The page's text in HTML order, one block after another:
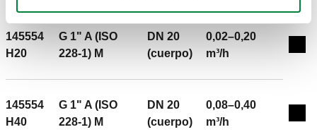
145554
H20
G 1" A (ISO
228-1) M
DN 20
(cuerpo)
0,02–0,20
m³/h
145554
H40
G 1" A (ISO
228-1) M
DN 20
(cuerpo)
0,08–0,40
m³/h